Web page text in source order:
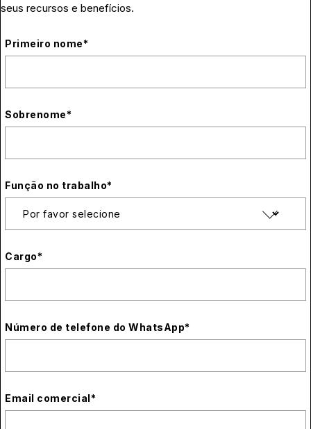
seus recursos e benefícios.
Primeiro nome*
Sobrenome*
Função no trabalho*
Cargo*
Número de telefone do WhatsApp*
Email comercial*